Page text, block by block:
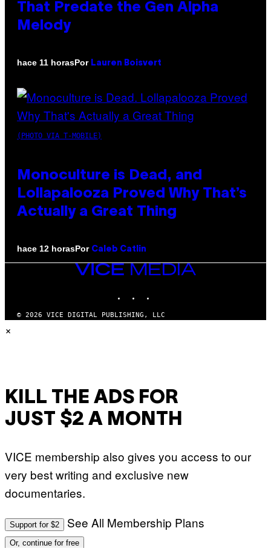
That Predate the Gen Alpha
Melody
hace 11 horasPor Lauren Boisvert
(PHOTO VIA T-MOBILE)
Monoculture is Dead, and
Lollapalooza Proved Why That’s
Actually a Great Thing
hace 12 horasPor Caleb Catlin
VICE
MEDIA
© 2026 VICE DIGITAL PUBLISHING, LLC
×
KILL THE ADS FOR
JUST $2 A MONTH
VICE membership also gives you access to our
very best writing and exclusive new
documentaries.
Support for $2 See All Membership Plans
Or, continue for free